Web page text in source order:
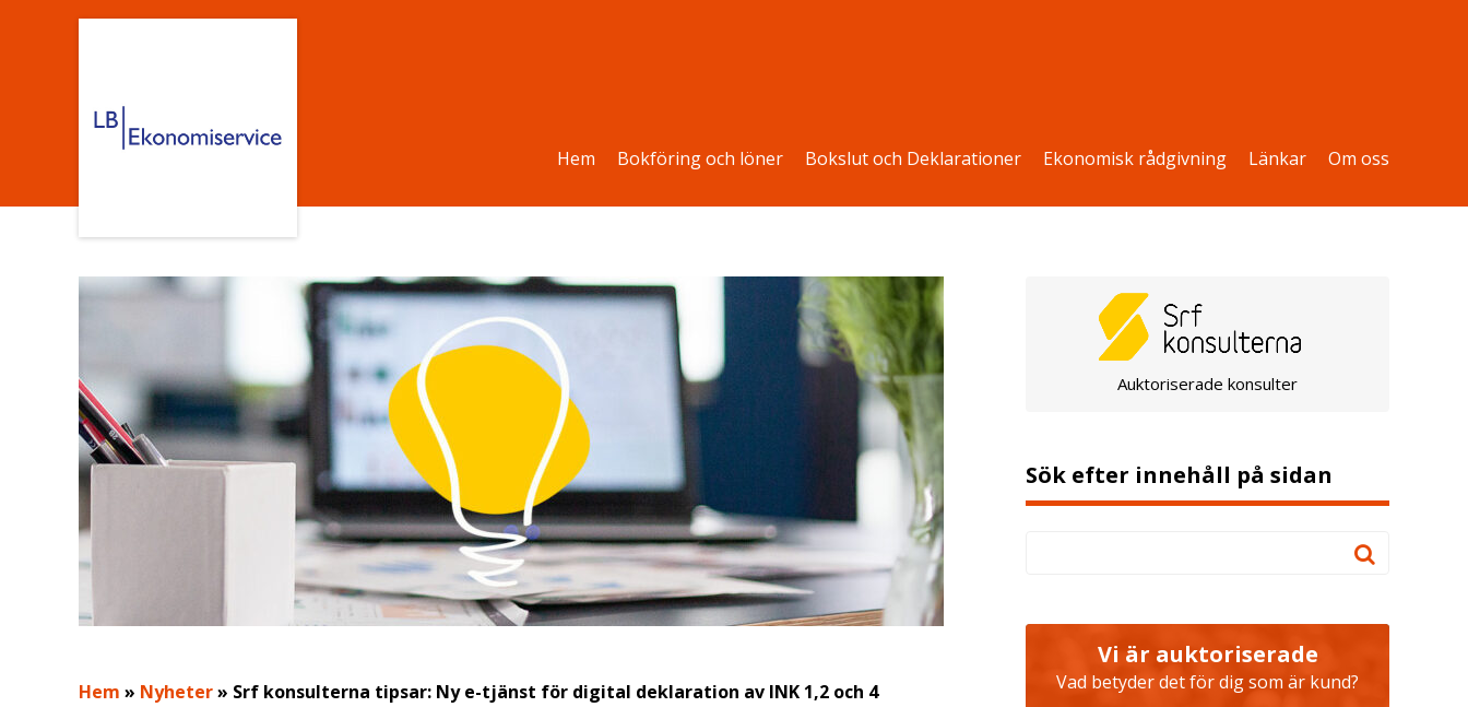
Hem Bokföring och löner Bokslut och Deklarationer Ekonomisk rådgivning Länkar Om oss
Hem » Nyheter» Srf konsulterna tipsar: Ny e-tjänst för digital deklaration av INK 1,2 och 4
Auktoriserade konsulter
Sök efter innehåll på sidan
Vi är auktoriserade
Vad betyder det för dig som är kund?